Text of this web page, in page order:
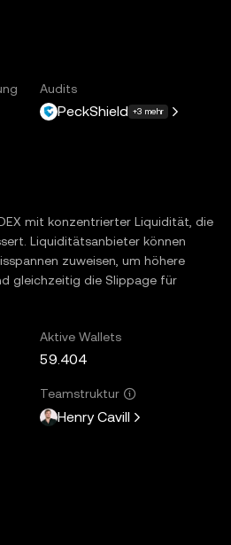
Audits
PeckShield +3 mehr
mit konzentrierter Liquidität, die
Liquiditätsanbieter können
zuweisen, um höhere
gleichzeitig die Slippage für
Aktive Wallets
59.404
Teamstruktur
Henry Cavill